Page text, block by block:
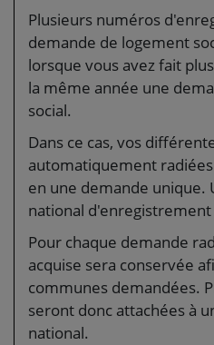
Plusieurs numéros
demande de logement
lorsque vous avez fait
la même année une
social.
Dans ce cas, vos
automatiquement
en une demande unique.
national
Pour chaque demande
acquise sera conservée
communes demandées.
seront donc attachées à
national.